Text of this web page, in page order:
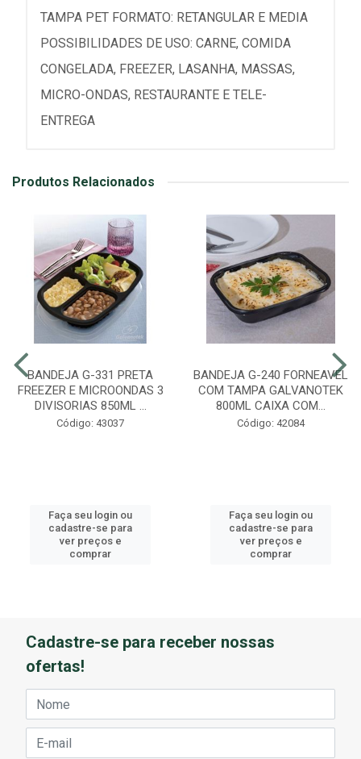
TAMPA PET FORMATO: RETANGULAR E MEDIA
POSSIBILIDADES DE USO: CARNE, COMIDA
CONGELADA, FREEZER, LASANHA, MASSAS,
MICRO-ONDAS, RESTAURANTE E TELE-
ENTREGA
Produtos Relacionados
BANDEJA G-331 PRETA
FREEZER E MICROONDAS 3
DIVISORIAS 850ML ...
Código: 43037
Faça seu login ou
cadastre-se para
ver preços e
comprar
BANDEJA G-240 FORNEAVEL
COM TAMPA GALVANOTEK
800ML CAIXA COM...
Código: 42084
Faça seu login ou
cadastre-se para
ver preços e
comprar
Cadastre-se para receber nossas
ofertas!